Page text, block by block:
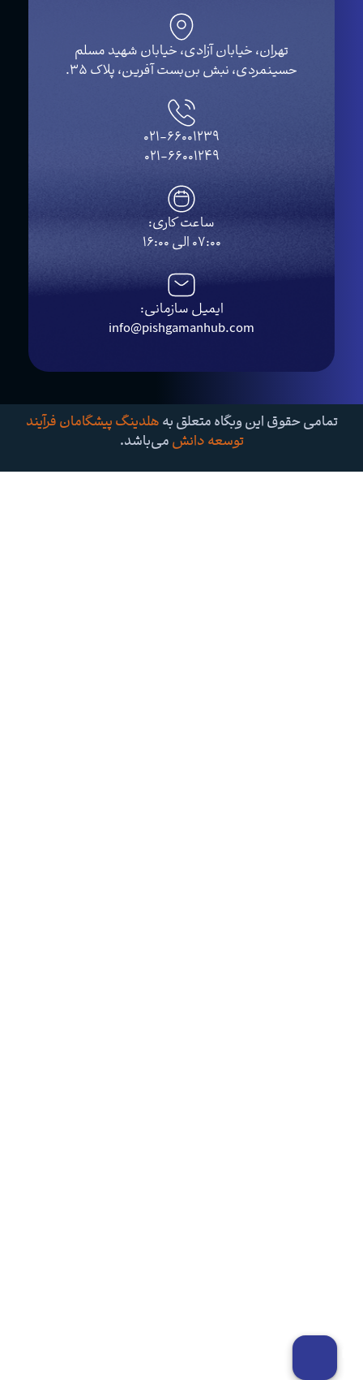
تهران، خیابان آزادی، خیابان شهید مسلم
نبش بن‌بست آفرین، پلاک ۳۵.
021-66001239
021-66001249
ساعت کاری:
ایمیل سازمانی:
info@pishgamanhub.com
این وبگاه متعلق بههلدینگ پیشگامان فرآیند
می‌باشد.